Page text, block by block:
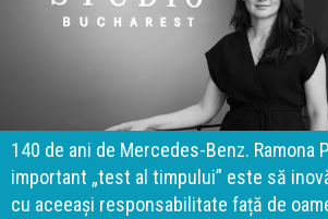
140 de ani de Mercedes-Benz. Ramona
important „test al timpului” este să
cu aceeași responsabilitate față de